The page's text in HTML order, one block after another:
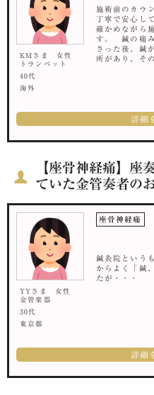
KMさま 女性
トランペット
40代
海外
施術前のカウ
丁寧で安心し
確かめながら
す。 鍼の痛
さった後、鍼
所があり、そ
詳細
【座骨神経痛】座
ていた金管奏者の
YYさま 女性
金管楽器
30代
東京都
座骨神経痛
鍼灸院という
からよく「鍼
たが・・・
詳細